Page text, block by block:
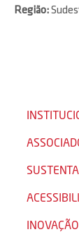
Região:
INOVAÇÃO